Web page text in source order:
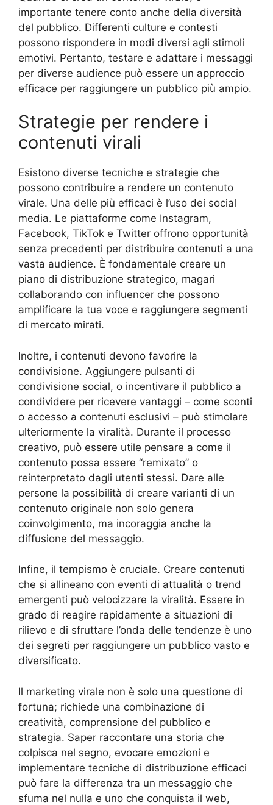
importante tenere conto anche della diversità
del pubblico. Differenti culture e contesti
possono rispondere in modi diversi agli stimoli
emotivi. Pertanto, testare e adattare i messaggi
per diverse audience può essere un approccio
efficace per raggiungere un pubblico più ampio.
Strategie per rendere i
contenuti virali
Esistono diverse tecniche e strategie che
possono contribuire a rendere un contenuto
virale. Una delle più efficaci è l’uso dei social
media. Le piattaforme come Instagram,
Facebook, TikTok e Twitter offrono opportunità
senza precedenti per distribuire contenuti a una
vasta audience. È fondamentale creare un
piano di distribuzione strategico, magari
collaborando con influencer che possono
amplificare la tua voce e raggiungere segmenti
di mercato mirati.
Inoltre, i contenuti devono favorire la
condivisione. Aggiungere pulsanti di
condivisione social, o incentivare il pubblico a
condividere per ricevere vantaggi – come sconti
o accesso a contenuti esclusivi – può stimolare
ulteriormente la viralità. Durante il processo
creativo, può essere utile pensare a come il
contenuto possa essere “remixato” o
reinterpretato dagli utenti stessi. Dare alle
persone la possibilità di creare varianti di un
contenuto originale non solo genera
coinvolgimento, ma incoraggia anche la
diffusione del messaggio.
Infine, il tempismo è cruciale. Creare contenuti
che si allineano con eventi di attualità o trend
emergenti può velocizzare la viralità. Essere in
grado di reagire rapidamente a situazioni di
rilievo e di sfruttare l’onda delle tendenze è uno
dei segreti per raggiungere un pubblico vasto e
diversificato.
Il marketing virale non è solo una questione di
fortuna; richiede una combinazione di
creatività, comprensione del pubblico e
strategia. Saper raccontare una storia che
colpisca nel segno, evocare emozioni e
implementare tecniche di distribuzione efficaci
può fare la differenza tra un messaggio che
sfuma nel nulla e uno che conquista il web,